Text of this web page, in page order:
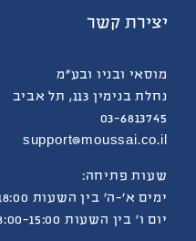
יצירת קשר
מוסאי ובניו ובע”מ
נחלת בנימין 113, תל אביב
03-6813745
support@moussai.co.il
שעות פתיחה:
ימים א’-ה’ בין השעות 8:00-18:00
יום ו’ בין השעות 8:00-15:00